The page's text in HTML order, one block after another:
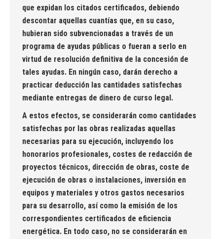
que expidan los citados certificados, debiendo
descontar aquellas cuantías que, en su caso,
hubieran sido subvencionadas a través de un
programa de ayudas públicas o fueran a serlo en
virtud de resolución definitiva de la concesión de
tales ayudas. En ningún caso, darán derecho a
practicar deducción las cantidades satisfechas
mediante entregas de dinero de curso legal.
A estos efectos, se considerarán como cantidades
satisfechas por las obras realizadas aquellas
necesarias para su ejecución, incluyendo los
honorarios profesionales, costes de redacción de
proyectos técnicos, dirección de obras, coste de
ejecución de obras o instalaciones, inversión en
equipos y materiales y otros gastos necesarios
para su desarrollo, así como la emisión de los
correspondientes certificados de eficiencia
energética. En todo caso, no se considerarán en